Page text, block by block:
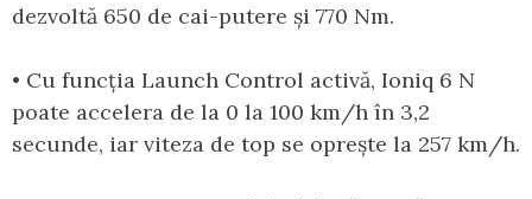
dezvoltă 650 de cai-putere și 770 Nm.
• Cu funcția Launch Control activă, Ioniq 6 N
poate accelera de la 0 la 100 km/h în 3,2
secunde, iar viteza de top se oprește la 257 km/h.